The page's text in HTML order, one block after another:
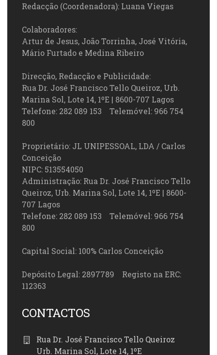
Redacção (Coordenadora): Luana Viegas
Colaboradores:
Artur de Jesus, João Torrinha, José Vitória,
Mário Furtado e Medina Ribeiro
Direcção, Redacção e Publicidade:
Rua Dr. José Francisco Tello Queiroz, Urb.
Marina Sol, Lote 14, 1ºE | 8600-707 Lagos
Telefone: 282 089 153 Telemóvel: 966 754
800
Proprietário: JL UNIPESSOAL, LDA / Carlos
Conceição
NIPC: 513554050
Administração: Rua Dr. José Francisco Tello
Queiroz, Urb. Marina Sol, Lote 14, 1ºE | 8600-
707 Lagos
Telefone: 282 089 153 Telemóvel: 966 754
800
Capital Social: 100% Carlos Conceição
Depósito Legal: 2897789 Registo na ERC:
112363
CONTACTOS
Rua Dr. José Francisco Tello Queiroz
Urb. Marina Sol, Lote 14, 1ºE